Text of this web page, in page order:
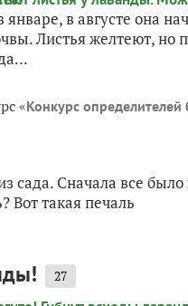
в августе она
Листья желтеют, но
«Конкурс определителей
Сначала все было
Вот такая печаль
27